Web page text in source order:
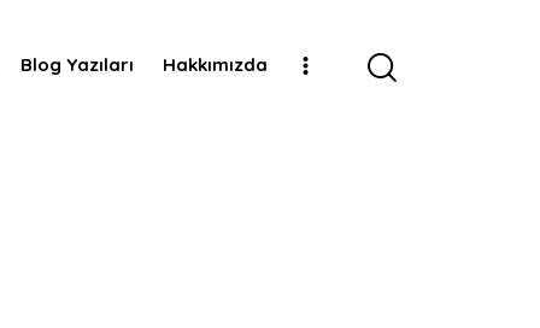
ve Reklam
Blog Yazıları Hakkımızda